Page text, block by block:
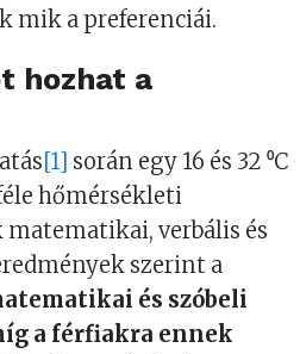
mik a preferenciái.
hozhat a
[1] során egy 16 és 32 ⁰C
hőmérsékleti
verbális és
szerint a
és szóbeli
a férfiakra ennek